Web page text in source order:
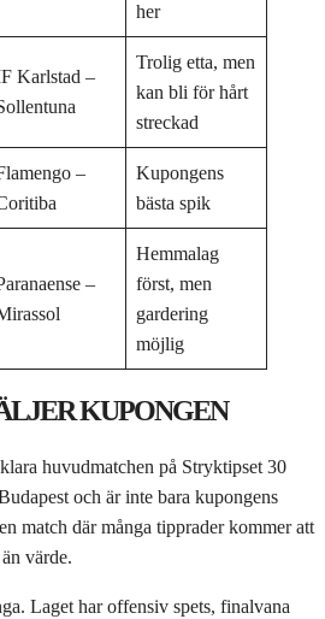
her
Karlstad –
Trolig etta, men
kan bli för hårt
streckad
–
Kupongens
bästa spik
–
Hemmalag
först, men
gardering
möjlig
KUPONGEN
huvudmatchen på Stryktipset 30
och är inte bara kupongens
match där många tipprader kommer att
värde.
Laget har offensiv spets, finalvana